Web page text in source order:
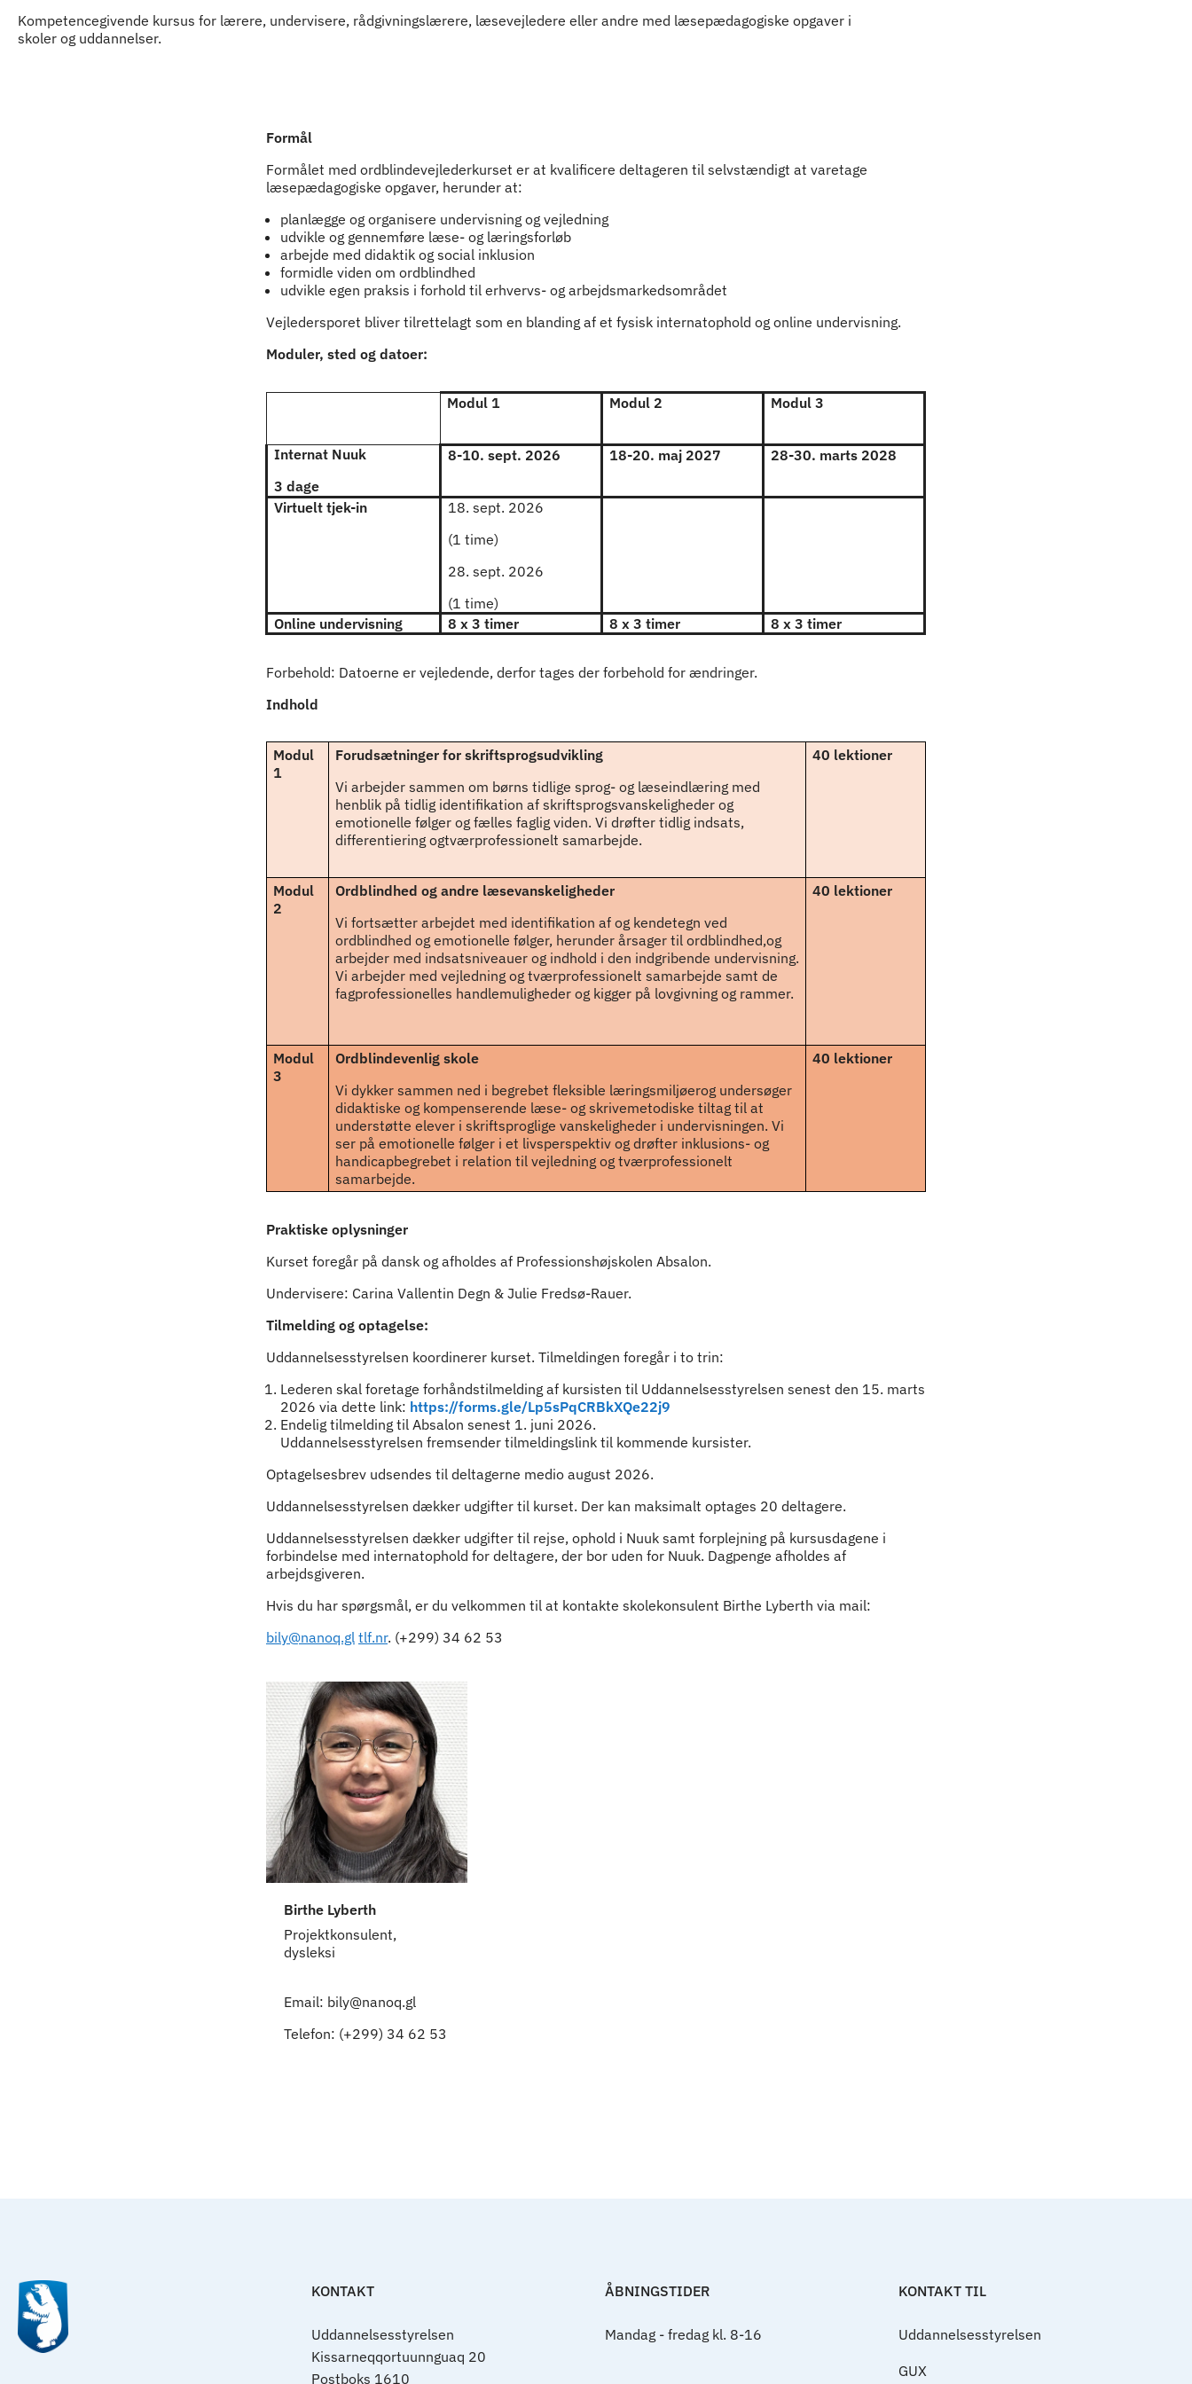
Kompetencegivende kursus for lærere, undervisere, rådgivningslærere, læsevejledere eller andre med læsepædagogiske opgaver i
skoler og uddannelser.
Formål
Formålet med ordblindevejlederkurset er at kvalificere deltageren til selvstændigt at varetage
læsepædagogiske opgaver, herunder at:
planlægge og organisere undervisning og vejledning
udvikle og gennemføre læse- og læringsforløb
arbejde med didaktik og social inklusion
formidle viden om ordblindhed
udvikle egen praksis i forhold til erhvervs- og arbejdsmarkedsområdet
Vejledersporet bliver tilrettelagt som en blanding af et fysisk internatophold og online undervisning.
Moduler, sted og datoer:
Modul 1 Modul 2 Modul 3
Internat Nuuk
3 dage
8-10. sept. 2026 18-20. maj 2027 28-30. marts 2028
Virtuelt tjek-in
18. sept. 2026
(1 time)
28. sept. 2026
(1 time)
Online undervisning
8 x 3 timer 8 x 3 timer 8 x 3 timer
Forbehold: Datoerne er vejledende, derfor tages der forbehold for ændringer.
Indhold
Modul
1
Forudsætninger for skriftsprogsudvikling
Vi arbejder sammen om børns tidlige sprog- og læseindlæring med
henblik på tidlig identifikation af skriftsprogsvanskeligheder og
emotionelle følger og fælles faglig viden. Vi drøfter tidlig indsats,
differentiering ogtværprofessionelt samarbejde.
40 lektioner
Modul
2
Ordblindhed og andre læsevanskeligheder
Vi fortsætter arbejdet med identifikation af og kendetegn ved
ordblindhed og emotionelle følger, herunder årsager til ordblindhed,og
arbejder med indsatsniveauer og indhold i den indgribende undervisning.
Vi arbejder med vejledning og tværprofessionelt samarbejde samt de
fagprofessionelles handlemuligheder og kigger på lovgivning og rammer.
40 lektioner
Modul
3
Ordblindevenlig skole
Vi dykker sammen ned i begrebet fleksible læringsmiljøerog undersøger
didaktiske og kompenserende læse- og skrivemetodiske tiltag til at
understøtte elever i skriftsproglige vanskeligheder i undervisningen. Vi
ser på emotionelle følger i et livsperspektiv og drøfter inklusions- og
handicapbegrebet i relation til vejledning og tværprofessionelt
samarbejde.
40 lektioner
Praktiske oplysninger
Kurset foregår på dansk og afholdes af Professionshøjskolen Absalon.
Undervisere: Carina Vallentin Degn & Julie Fredsø-Rauer.
Tilmelding og optagelse:
Uddannelsesstyrelsen koordinerer kurset. Tilmeldingen foregår i to trin:
Lederen skal foretage forhåndstilmelding af kursisten til Uddannelsesstyrelsen senest den 15. marts
2026 via dette link: https://forms.gle/Lp5sPqCRBkXQe22j9
Endelig tilmelding til Absalon senest 1. juni 2026.
Uddannelsesstyrelsen fremsender tilmeldingslink til kommende kursister.
Optagelsesbrev udsendes til deltagerne medio august 2026.
Uddannelsesstyrelsen dækker udgifter til kurset. Der kan maksimalt optages 20 deltagere.
Uddannelsesstyrelsen dækker udgifter til rejse, ophold i Nuuk samt forplejning på kursusdagene i
forbindelse med internatophold for deltagere, der bor uden for Nuuk. Dagpenge afholdes af
arbejdsgiveren.
Hvis du har spørgsmål, er du velkommen til at kontakte skolekonsulent Birthe Lyberth via mail:
bily@nanoq.gl tlf.nr. (+299) 34 62 53
Birthe Lyberth
Projektkonsulent,
dysleksi
Email: bily@nanoq.gl
Telefon: (+299) 34 62 53
KONTAKT
Uddannelsesstyrelsen
Kissarneqqortuunnguaq 20
Postboks 1610
ÅBNINGSTIDER
Mandag - fredag kl. 8-16
KONTAKT TIL
Uddannelsesstyrelsen
GUX